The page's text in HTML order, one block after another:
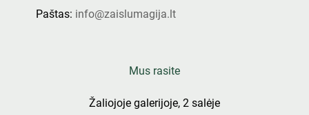
Paštas: info@zaislumagija.lt
Mus rasite
Žaliojoje galerijoje, 2 salėje